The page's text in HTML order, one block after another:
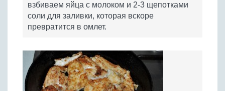
взбиваем яйца с молоком и 2-3 щепотками
соли для заливки, которая вскоре
превратится в омлет.